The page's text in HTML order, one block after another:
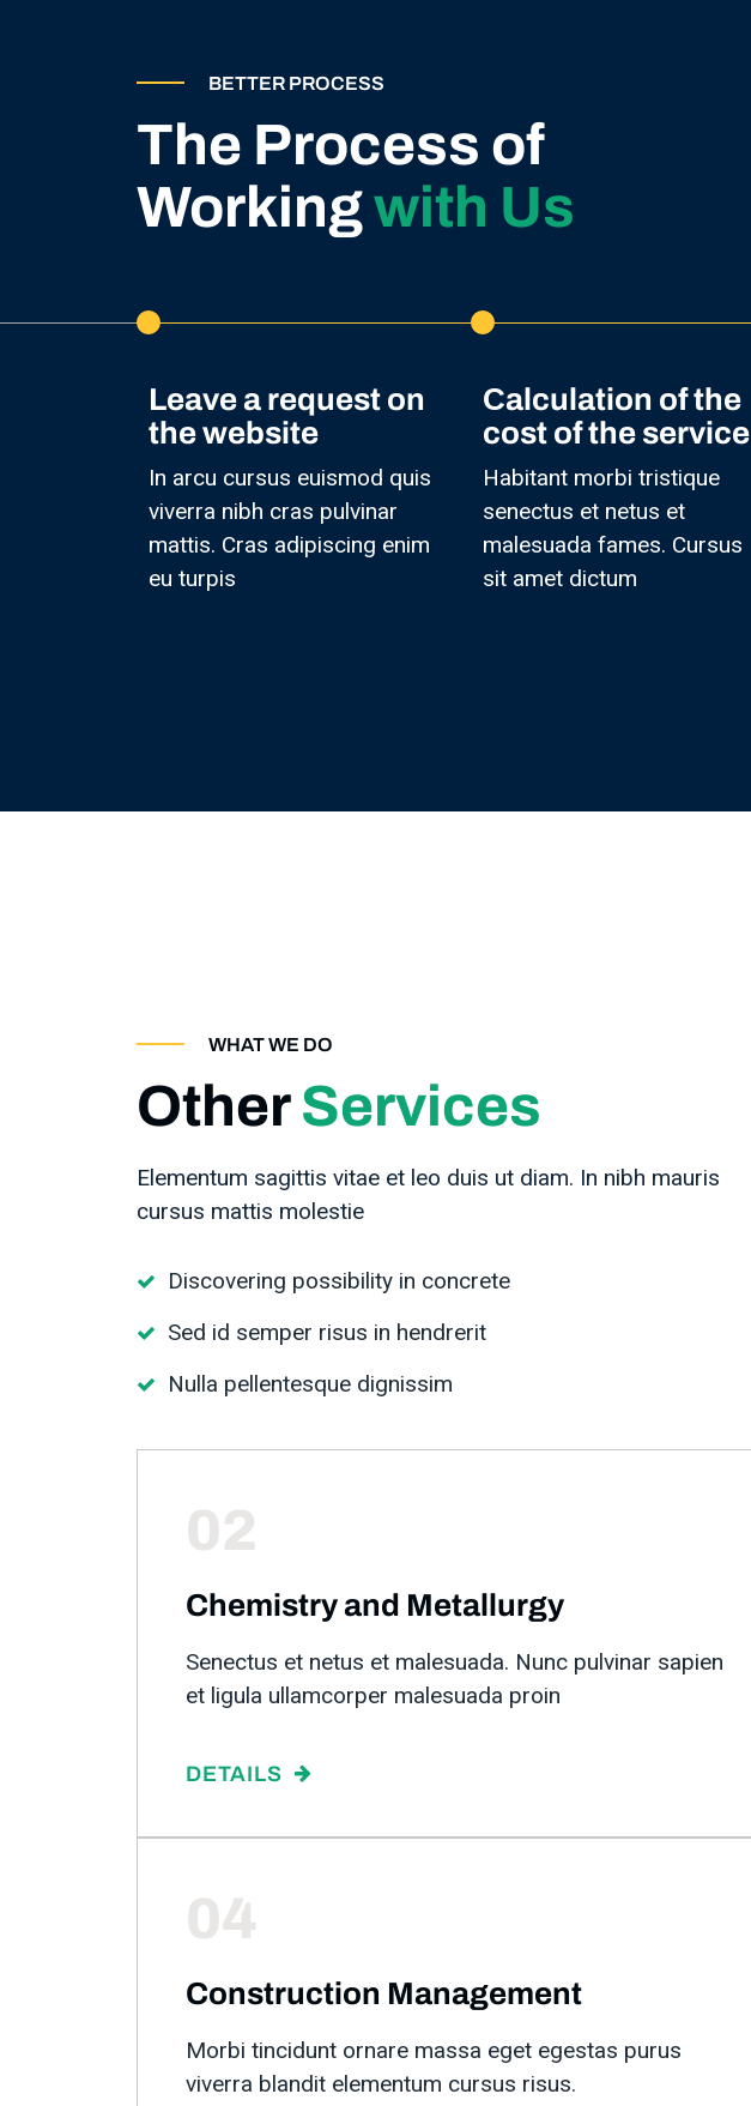
BETTER PROCESS
The Process of
Workingwith Us
Leave a request on
the website
In arcu cursus euismod quis
viverra nibh cras pulvinar
mattis. Cras adipiscing enim
eu turpis
Сalculation of the
cost of the service
Habitant morbi tristique
senectus et netus et
malesuada fames. Cursus
sit amet dictum
WHAT WE DO
OtherServices
Elementum sagittis vitae et leo duis ut diam. In nibh mauris
cursus mattis molestie
Discovering possibility in concrete
Sed id semper risus in hendrerit
Nulla pellentesque dignissim
02
Chemistry and Metallurgy
Senectus et netus et malesuada. Nunc pulvinar sapien
et ligula ullamcorper malesuada proin
DETAILS
04
Construction Management
Morbi tincidunt ornare massa eget egestas purus
viverra blandit elementum cursus risus.